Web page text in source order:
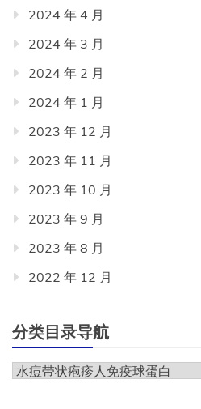
2024 年 4 月
2024 年 3 月
2024 年 2 月
2024 年 1 月
2023 年 12 月
2023 年 11 月
2023 年 10 月
2023 年 9 月
2023 年 8 月
2022 年 12 月
分类目录导航
分